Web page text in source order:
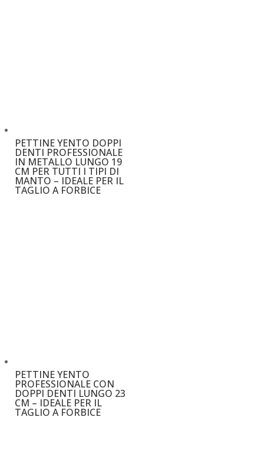
PETTINE YENTO DOPPI
DENTI PROFESSIONALE
IN METALLO LUNGO 19
CM PER TUTTI I TIPI DI
MANTO – IDEALE PER IL
TAGLIO A FORBICE
PETTINE YENTO
PROFESSIONALE CON
DOPPI DENTI LUNGO 23
CM – IDEALE PER IL
TAGLIO A FORBICE